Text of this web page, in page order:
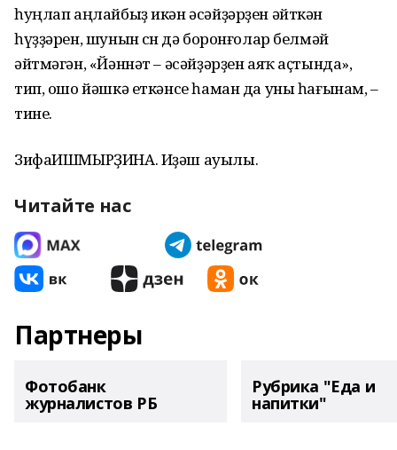
һуңлап аңлайбыҙ икән әсәйҙәрҙен әйткән
һүҙҙәрен, шунын өсөн дә боронғолар белмәй
әйтмәгән, «Йәннәт – әсәйҙәрҙен аяҡ аҫтында»,
тип, ошо йәшкә еткәнсе һаман да уны һағынам, –
тине.
ЗифаИШМЫРҘИНА. Иҙәш ауылы.
Читайте нас
Партнеры
Фотобанк
журналистов РБ
Рубрика "Еда и
напитки"